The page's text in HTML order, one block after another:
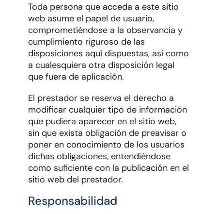
Toda persona que acceda a este sitio
web asume el papel de usuario,
comprometiéndose a la observancia y
cumplimiento riguroso de las
disposiciones aquí dispuestas, así como
a cualesquiera otra disposición legal
que fuera de aplicación.
El prestador se reserva el derecho a
modificar cualquier tipo de información
que pudiera aparecer en el sitio web,
sin que exista obligación de preavisar o
poner en conocimiento de los usuarios
dichas obligaciones, entendiéndose
como suficiente con la publicación en el
sitio web del prestador.
Responsabilidad